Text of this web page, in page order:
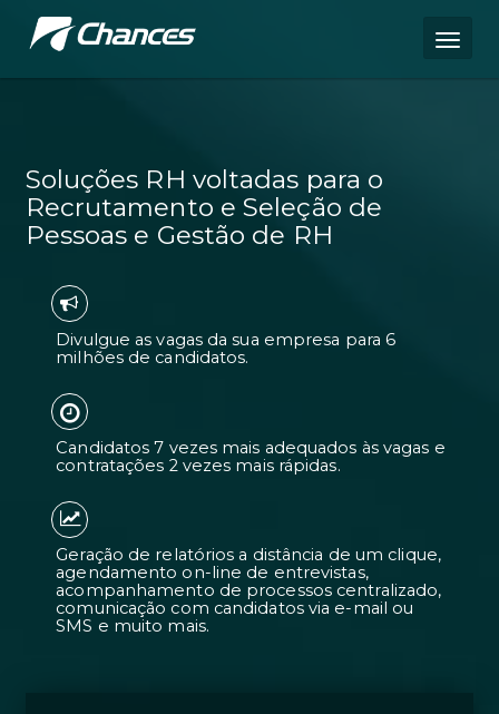
Soluções RH voltadas para o
Recrutamento e Seleção de
Pessoas e Gestão de RH
Divulgue as vagas da sua empresa
Candidatos 7 vezes mais adequados
contratações 2 vezes mais rápidas.